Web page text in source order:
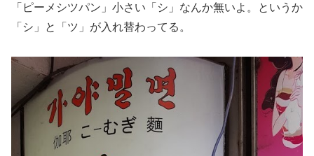
「ピーメシツパン」小さい「シ」なんか無いよ。というか
「シ」と「ツ」が入れ替わってる。